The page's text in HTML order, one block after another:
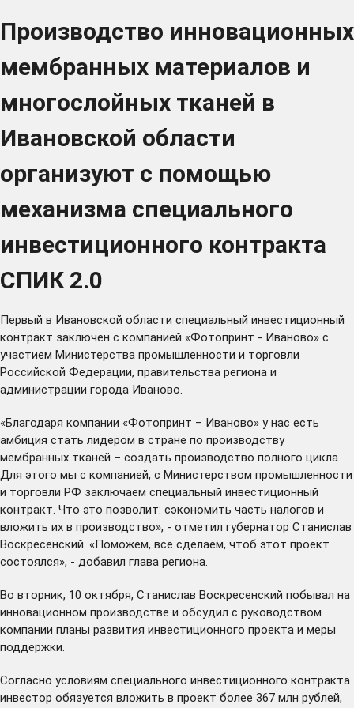
Производство инновационных
мембранных материалов и
многослойных тканей в
Ивановской области
организуют с помощью
механизма специального
инвестиционного контракта
СПИК 2.0
Первый в Ивановской области специальный инвестиционный
контракт заключен с компанией «Фотопринт - Иваново» с
участием Министерства промышленности и торговли
Российской Федерации, правительства региона и
администрации города Иваново.
«Благодаря компании «Фотопринт – Иваново» у нас есть
амбиция стать лидером в стране по производству
мембранных тканей – создать производство полного цикла.
Для этого мы с компанией, с Министерством промышленности
и торговли РФ заключаем специальный инвестиционный
контракт. Что это позволит: сэкономить часть налогов и
вложить их в производство», - отметил губернатор Станислав
Воскресенский. «Поможем, все сделаем, чтоб этот проект
состоялся», - добавил глава региона.
Во вторник, 10 октября, Станислав Воскресенский побывал на
инновационном производстве и обсудил с руководством
компании планы развития инвестиционного проекта и меры
поддержки.
Согласно условиям специального инвестиционного контракта
инвестор обязуется вложить в проект более 367 млн рублей,